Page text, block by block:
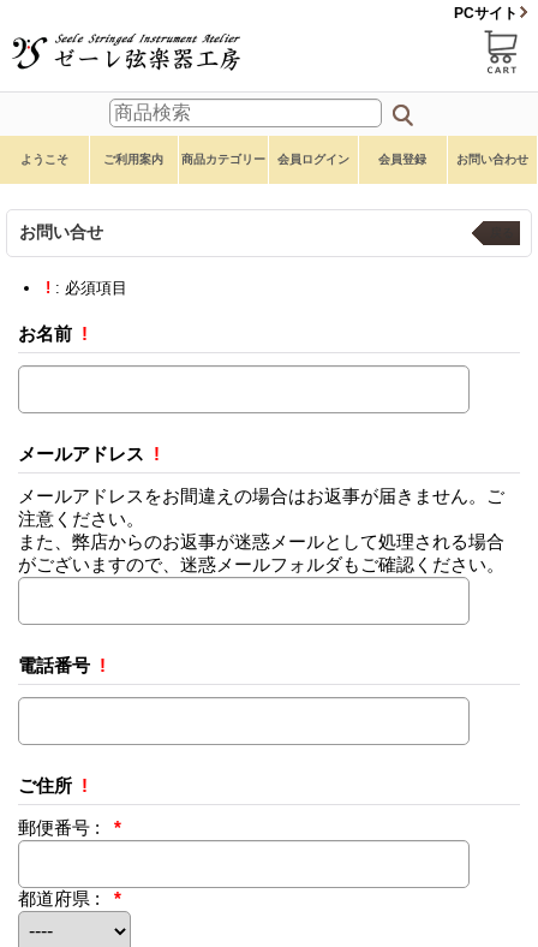
PCサイト
ようこそ ご利用案内 商品カテゴリー 会員ログイン 会員登録 お問い合わせ
お問い合せ
! : 必須項目
お名前 !
メールアドレス !
メールアドレスをお間違えの場合はお返事が届きません。ご
注意ください。
また、弊店からのお返事が迷惑メールとして処理される場合
がございますので、迷惑メールフォルダもご確認ください。
電話番号 !
ご住所 !
郵便番号 : *
都道府県 : *